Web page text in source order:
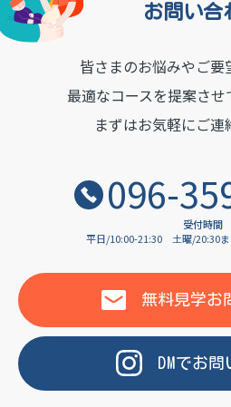
お問い合
皆さまのお悩みやご要
最適なコースを提案させ
まずはお気軽にご連
096-
受付時間
平日/10:00-21:30
土曜/20:30
無料見学お
DMでお問